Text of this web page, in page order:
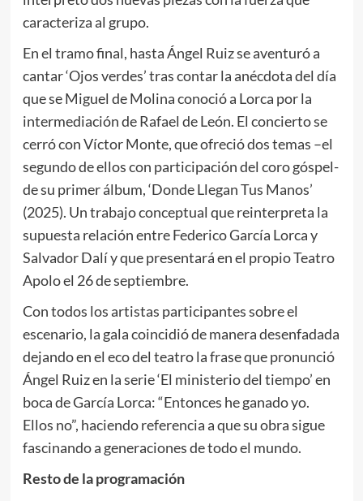
caracteriza al grupo.
En el tramo final, hasta Ángel Ruiz se aventuró a
cantar ‘Ojos verdes’ tras contar la anécdota del día
que se Miguel de Molina conoció a Lorca por la
intermediación de Rafael de León. El concierto se
cerró con Víctor Monte, que ofreció dos temas –el
segundo de ellos con participación del coro góspel-
de su primer álbum, ‘Donde Llegan Tus Manos’
(2025). Un trabajo conceptual que reinterpreta la
supuesta relación entre Federico García Lorca y
Salvador Dalí y que presentará en el propio Teatro
Apolo el 26 de septiembre.
Con todos los artistas participantes sobre el
escenario, la gala coincidió de manera desenfadada
dejando en el eco del teatro la frase que pronunció
Ángel Ruiz en la serie ‘El ministerio del tiempo’ en
boca de García Lorca: “Entonces he ganado yo.
Ellos no”, haciendo referencia a que su obra sigue
fascinando a generaciones de todo el mundo.
Resto de la programación